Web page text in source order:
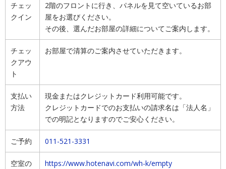
チェッ
クイン
2階のフロントに行き、パネルを見て空いているお部
屋をお選びください。
その後、選んだお部屋の詳細についてご案内します。
チェッ
クアウ
ト
お部屋で清算のご案内させていただきます。
支払い
方法
現金またはクレジットカード利用可能です。
クレジットカードでのお支払いの請求名は「法人名」
での明記となりますのでご安心ください。
ご予約 011-521-3331
空室の
https://www.hotenavi.com/wh-k/empty